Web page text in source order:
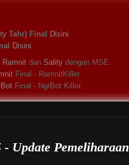
Tahr) Final Disini.
Disini.
Ramnit dan Sality dengan MSE.
Final - RamnitKiller.
Final - NgrBot Killer.
Update Pemeliharaan